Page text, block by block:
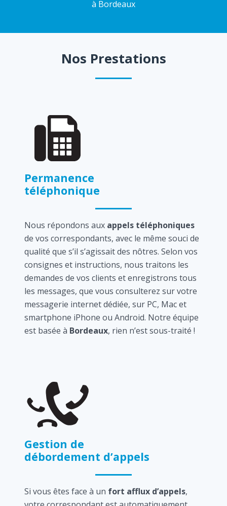
à Bordeaux
Nos Prestations
Permanence
téléphonique
Nous répondons aux appels téléphoniques
de vos correspondants, avec le même souci de
qualité que s’il s’agissait des nôtres. Selon vos
consignes et instructions, nous traitons les
demandes de vos clients et enregistrons tous
les messages, que vous consulterez sur votre
messagerie internet dédiée, sur PC, Mac et
smartphone iPhone ou Android. Notre équipe
est basée à Bordeaux, rien n’est sous-traité !
Gestion de
débordement d’appels
Si vous êtes face à un fort afflux d’appels,